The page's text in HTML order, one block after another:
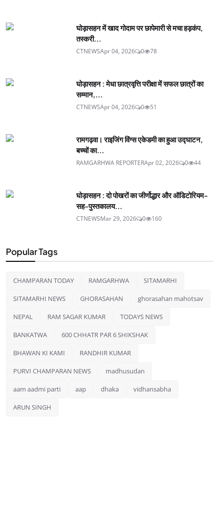
घोड़ासहन में खाद गोदाम पर छापेमारी से मचा हड़कंप,
तस्करी...
CTNEWSApr 04, 2026 0 78
घोड़ासहन : मेधा छात्रवृत्ति परीक्षा में सफल छात्रों का
सम्मान,...
CTNEWSApr 04, 2026 0 51
रामगढ़वा। राइजिंग विंग्स एकेडमी का हुआ उद्घाटन,
बच्चों का...
RAMGARHWA REPORTERApr 02, 2026 0 44
घोड़ासहन : दो पोखरों का जीर्णोद्धार और ऑडिटोरियम-
सह-पुस्तकालय...
CTNEWSMar 29, 2026 0 160
Popular Tags
CHAMPARAN TODAY RAMGARHWA SITAMARHI
SITAMARHI NEWS GHORASAHAN ghorasahan mahotsav
NEPAL RAM SAGAR KUMAR TODAYS NEWS
BANKATWA 600 CHHATR PAR 6 SHIKSHAK
BHAWAN KI KAMI RANDHIR KUMAR
PURVI CHAMPARAN NEWS madhusudan
aam aadmi parti aap dhaka vidhansabha
ARUN SINGH